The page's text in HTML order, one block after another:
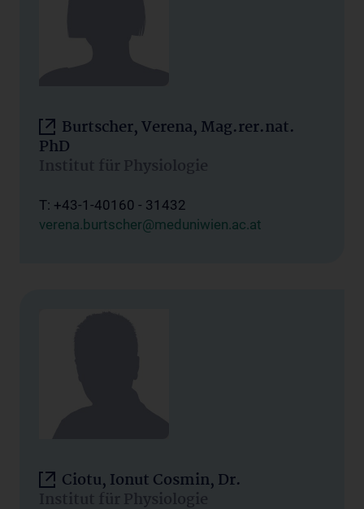
Burtscher, Verena, Mag.rer.nat.
PhD
Institut für Physiologie
T: +43-1-40160 - 31432
verena.burtscher@meduniwien.ac.at
Ciotu, Ionut Cosmin, Dr.
Institut für Physiologie